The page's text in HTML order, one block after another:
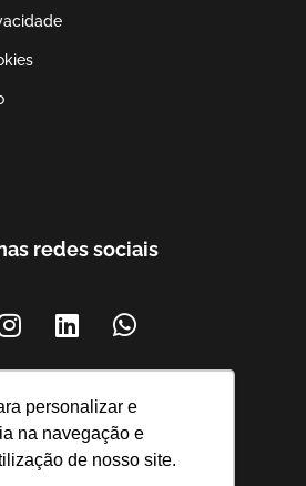
personalizar e
na navegação e
de nosso site.
redes sociais